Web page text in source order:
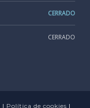
CERRADO
CERRADO
| Política de cookies |